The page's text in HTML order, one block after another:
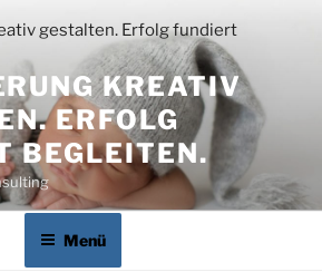
KREATIV
ERFOLG
BEGLEITEN.
Menü